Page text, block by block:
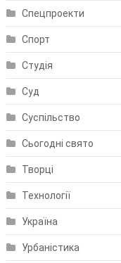
Спецпроекти
Спорт
Студія
Суд
Суспільство
Сьогодні свято
Творці
Технології
Україна
Урбаністика